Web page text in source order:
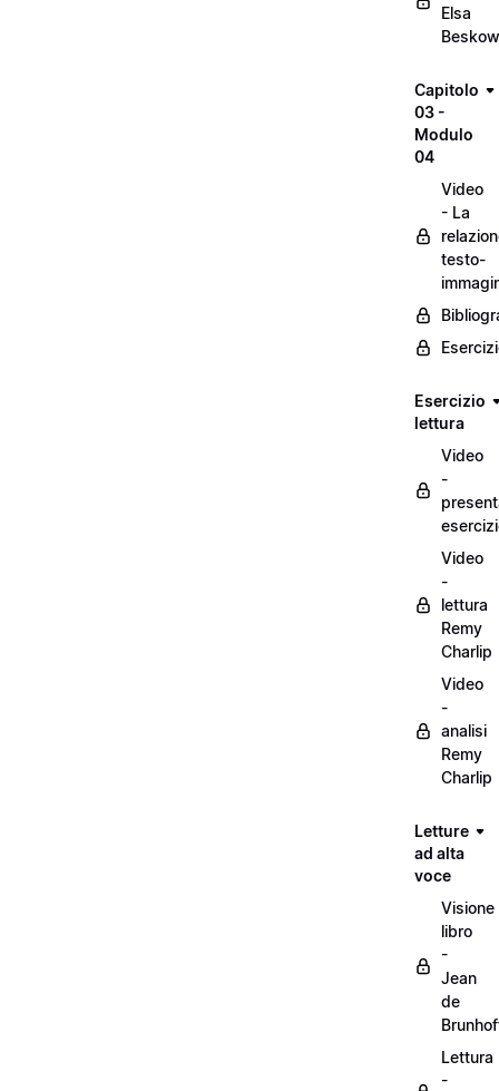
Elsa
Beskow
Capitolo
03 -
Modulo
04
Video
- La
testo-
Esercizio
lettura
Video
-
Video
-
lettura
Remy
Charlip
Video
-
analisi
Remy
Charlip
Letture
ad alta
voce
Visione
libro
-
Jean
de
Lettura
-